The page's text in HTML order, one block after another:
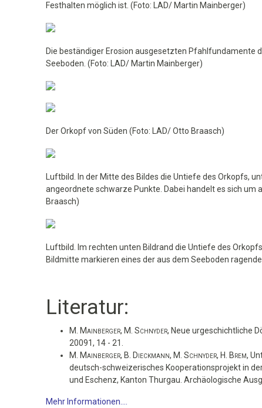
Festhalten möglich ist. (Foto: LAD/ Martin Mainberger)
Die beständiger Erosion ausgesetzten Pfahlfundamente
Seeboden. (Foto: LAD/ Martin Mainberger)
Der Orkopf von Süden (Foto: LAD/ Otto Braasch)
Luftbild. In der Mitte des Bildes die Untiefe des Orkopfs,
angeordnete schwarze Punkte. Dabei handelt es sich um
Braasch)
Luftbild. Im rechten unten Bildrand die Untiefe des
Bildmitte markieren eines der aus dem Seeboden
Literatur:
M. Mainberger, M. Schnyder, Neue urgeschichtliche
20091, 14 - 21.
M. Mainberger, B. Dieckmann, M. Schnyder, H. Brem,
deutsch-schweizerisches Kooperationsprojekt in
und Eschenz, Kanton Thurgau. Archäologische
Mehr Informationen....